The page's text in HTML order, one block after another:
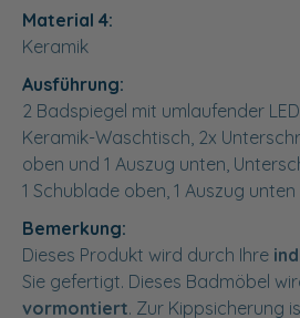
Material 4:
Keramik
Ausführung:
2 Badspiegel mit umlaufender
Keramik-Waschtisch, 2x
oben und 1 Auszug unten,
1 Schublade oben, 1 Auszug
Bemerkung:
Dieses Produkt wird durch Ihre
Sie gefertigt. Dieses Badmöbel
vormontiert. Zur Kippsicherung